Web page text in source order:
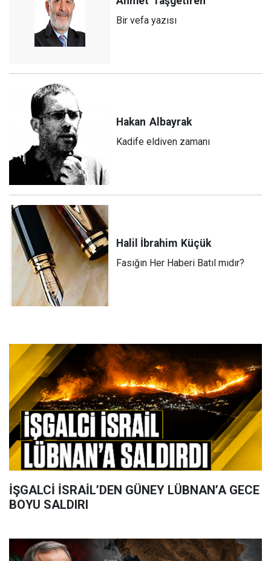
Bir vefa yazısı
Hakan Albayrak
Kadife eldiven zamanı
Halil İbrahim Küçük
Fasığın Her Haberi Batıl mıdır?
İŞGALCİ İSRAİL’DEN GÜNEY LÜBNAN’A GECE
BOYU SALDIRI